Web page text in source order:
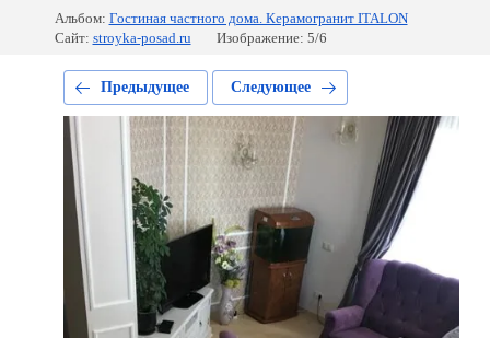
Альбом: Гостиная частного дома. Керамогранит ITALON
Сайт: stroyka-posad.ru Изображение: 5/6
Предыдущее Следующее